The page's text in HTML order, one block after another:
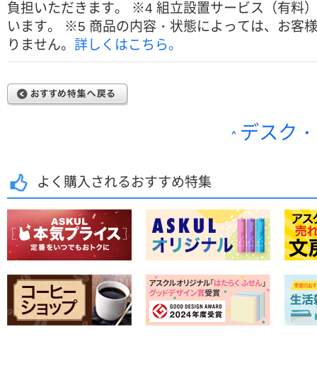
負担いただきます。 ※4 組立設置サービス（有料
います。 ※5 商品の内容・状態によっては、お客
りません。 詳しくはこちら。
デスク
よく購入されるおすすめ特集